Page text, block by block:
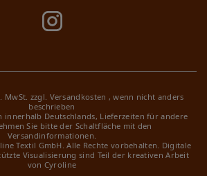
MwSt. zzgl. Versandkosten , wenn nicht anders
beschrieben
Deutschlands, Lieferzeiten für andere
Sie bitte der Schaltfläche mit den
Versandinformationen.
Textil GmbH. Alle Rechte vorbehalten. Digitale
Visualisierung sind Teil der kreativen Arbeit
von Cyroline